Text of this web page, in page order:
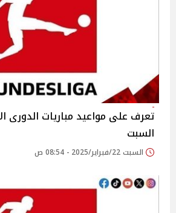
تعرف على مواعيد مباريات الدورى
السبت
السبت 22/فبراير/2025 - 08:54 ص